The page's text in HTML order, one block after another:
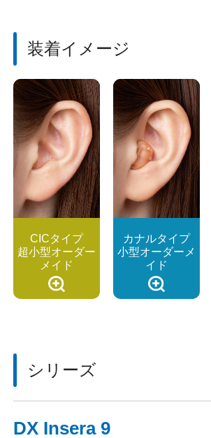
装着イメージ
CICタイプ
超小型オーダー
メイド
カナルタイプ
小型オーダーメ
イド
シリーズ
DX Insera 9